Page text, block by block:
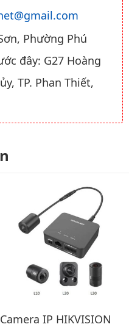
Phường Phú
đây: G27 Hoàng
TP. Phan Thiết,
Camera IP HIKVISION